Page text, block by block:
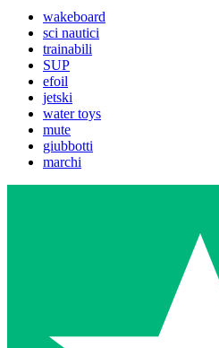
wakeboard
sci nautici
trainabili
SUP
efoil
jetski
water toys
mute
giubbotti
marchi